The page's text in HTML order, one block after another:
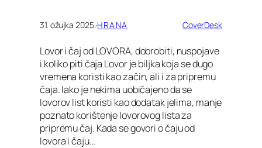
31. ožujka 2025.·HRANA CoverDesk
Lovor i čaj od LOVORA, dobrobiti, nuspojave
i koliko piti čaja Lovor je biljka koja se dugo
vremena koristi kao začin, ali i za pripremu
čaja. Iako je nekima uobičajeno da se
lovorov list koristi kao dodatak jelima, manje
poznato korištenje lovorovog lista za
pripremu čaj. Kada se govori o čaju od
lovora i čaju…